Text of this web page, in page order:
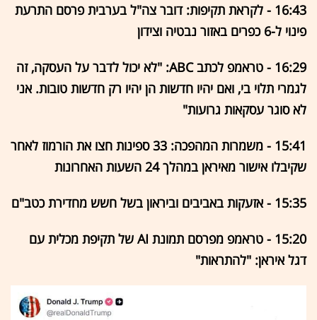
16:43 - לקראת תקיפות: דובר צה"ל בערבית פרסם התרעת
פינוי ל-6 כפרים באזור נבטיה וצידון
16:29 - טראמפ לכתב ABC: "לא יכול לדבר על העסקה, זה
לגמרי תלוי בי, ואם יהיו חדשות הן יהיו רק חדשות טובות. אני
לא סוגר עסקאות גרועות"
15:41 - משמרות המהפכה: 33 ספינות חצו את הורמוז לאחר
שקיבלו אישור מאיראן במהלך 24 השעות האחרונות
15:35 - אזעקות באביבים וביראון בשל חשש מחדירת כטב"ם
15:20 - טראמפ מפרסם תמונת AI של תקיפת מכלית עם
דגל איראן: "להתראות"